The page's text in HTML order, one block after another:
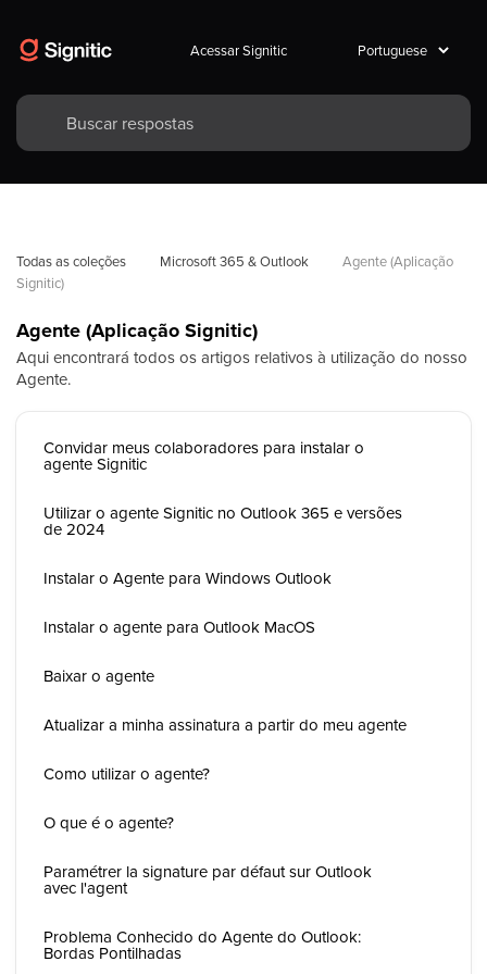
Acessar Signitic
Todas as coleções Microsoft 365 & Outlook
Agente (Aplicação
Signitic)
Agente (Aplicação Signitic)
Aqui encontrará todos os artigos relativos à utilização do nosso
Agente.
Convidar meus colaboradores para instalar o
agente Signitic
Utilizar o agente Signitic no Outlook 365 e versões
de 2024
Instalar o Agente para Windows Outlook
Instalar o agente para Outlook MacOS
Baixar o agente
Atualizar a minha assinatura a partir do meu agente
Como utilizar o agente?
O que é o agente?
Paramétrer la signature par défaut sur Outlook
avec l'agent
Problema Conhecido do Agente do Outlook:
Bordas Pontilhadas